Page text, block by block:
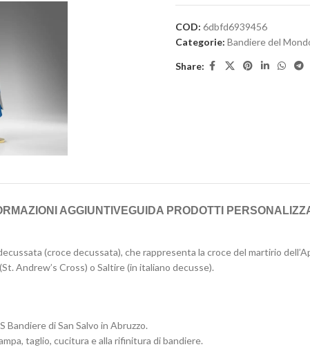
COD: 6dbfd6939456
Categorie: Bandiere del
Share:
AGGIUNTIVEGUIDA PRODOTTI
(croce decussata), che rappresenta la croce del martirio
Andrew’s Cross) o Saltire (in italiano decusse).
di San Salvo in Abruzzo.
taglio, cucitura e alla rifinitura di bandiere.